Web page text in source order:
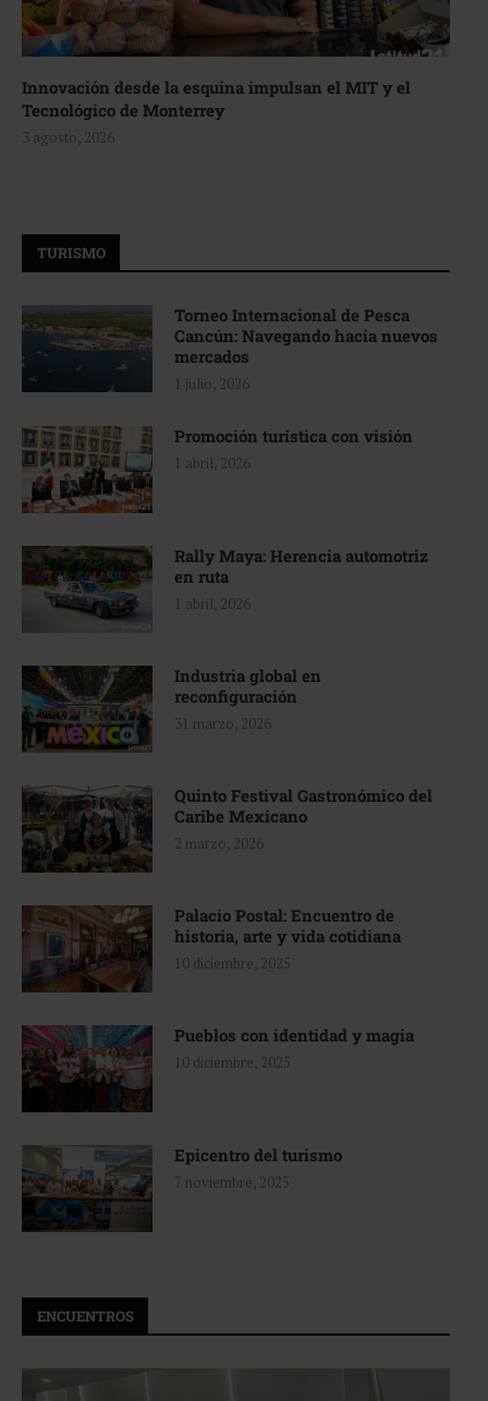
Innovación desde la esquina impulsan el MIT y el
Tecnológico de Monterrey
3 agosto, 2026
TURISMO
Torneo Internacional de Pesca
Cancún: Navegando hacia nuevos
mercados
1 julio, 2026
Promoción turística con visión
1 abril, 2026
Rally Maya: Herencia automotriz
en ruta
1 abril, 2026
Industria global en
reconfiguración
31 marzo, 2026
Quinto Festival Gastronómico del
Caribe Mexicano
2 marzo, 2026
Palacio Postal: Encuentro de
historia, arte y vida cotidiana
10 diciembre, 2025
Pueblos con identidad y magia
10 diciembre, 2025
Epicentro del turismo
7 noviembre, 2025
ENCUENTROS